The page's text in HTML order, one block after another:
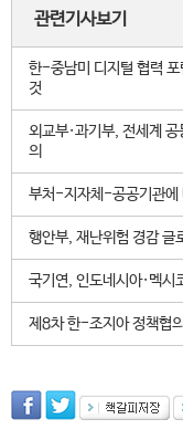
관련기사보기
한-중남미 디지털 협력
것
외교부·과기부, 전세계
의
부처-지자체-공공기관에
행안부, 재난위험 경감 글
국기연, 인도네시아·멕시
제8차 한-조지아 정책협